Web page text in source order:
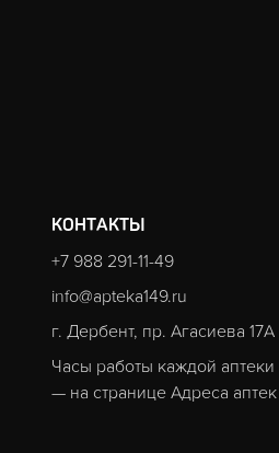
КОНТАКТЫ
+7 988 291-11-49
info@apteka149.ru
г. Дербент, пр. Агасиева 17А
Часы работы каждой аптеки
— на странице Адреса аптек